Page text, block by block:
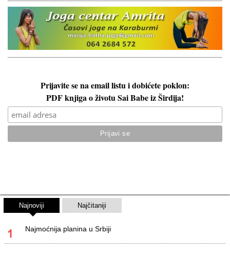
Prijavite se na email listu i dobićete poklon:
PDF knjiga o životu Sai Babe iz Širdija!
Najnoviji Najčitaniji
Najmoćnija planina u Srbiji